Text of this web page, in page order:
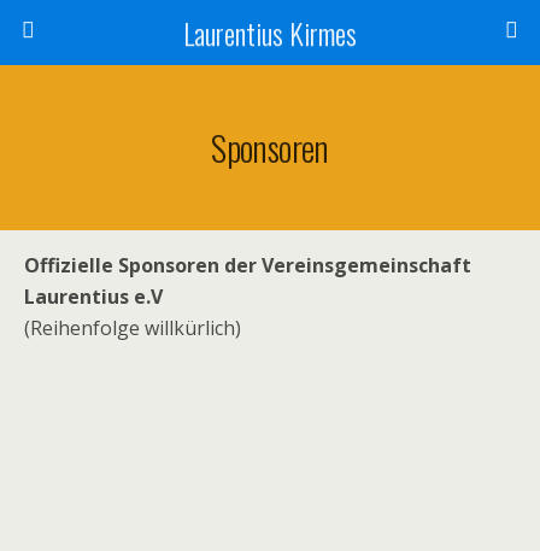
Laurentius Kirmes
Sponsoren
Offizielle Sponsoren der Vereinsgemeinschaft
Laurentius e.V
(Reihenfolge willkürlich)